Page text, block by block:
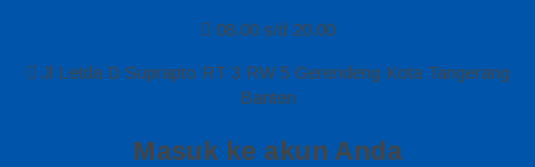
08.00 s/d 20.00
Jl Letda D Suprapto RT 3 RW 5 Gerendeng Kota Tangerang
Banten
Masuk ke akun Anda